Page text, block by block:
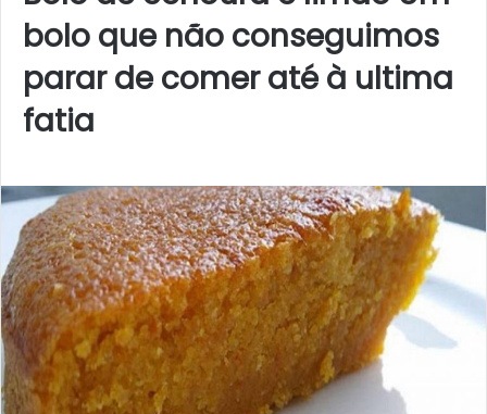
bolo que não conseguimos
parar de comer até à ultima
fatia